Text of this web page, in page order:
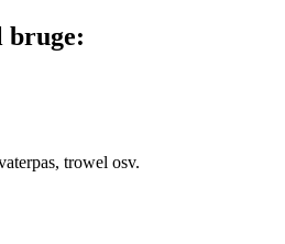
bruge:
trowel osv.